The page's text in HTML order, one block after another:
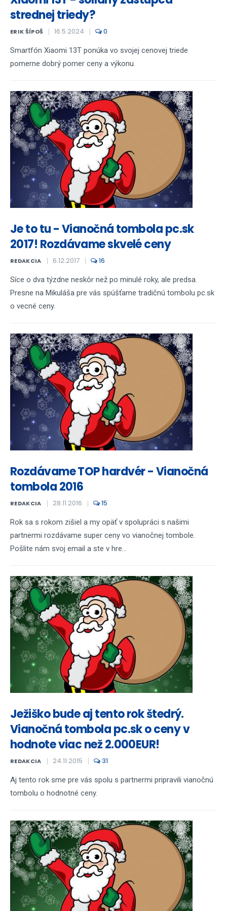
strednej triedy?
ERIK ŠÍPOŠ 16.5.2024 0
Smartfón Xiaomi 13T ponúka vo svojej cenovej triede
pomerne dobrý pomer ceny a výkonu.
Je to tu - Vianočná tombola pc.sk
2017! Rozdávame skvelé ceny
REDAKCIA 6.12.2017 16
Síce o dva týzdne neskôr než po minulé roky, ale predsa.
Presne na Mikuláša pre vás spúšťame tradičnú tombolu pc.sk
o vecné ceny.
Rozdávame TOP hardvér - Vianočná
tombola 2016
REDAKCIA 28.11.2016 15
Rok sa s rokom zišiel a my opäť v spolupráci s našimi
partnermi rozdávame super ceny vo vianočnej tombole.
Pošlite nám svoj email a ste v hre...
Ježiško bude aj tento rok štedrý.
Vianočná tombola pc.sk o ceny v
hodnote viac než 2.000EUR!
REDAKCIA 24.11.2015 31
Aj tento rok sme pre vás spolu s partnermi pripravili vianočnú
tombolu o hodnotné ceny.